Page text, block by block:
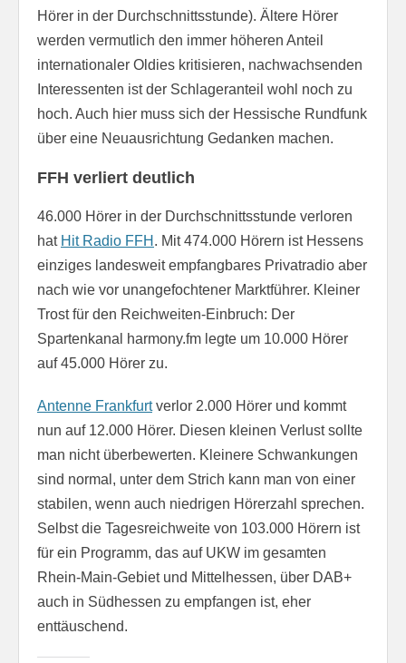
Hörer in der Durchschnittsstunde). Ältere Hörer
werden vermutlich den immer höheren Anteil
internationaler Oldies kritisieren, nachwachsenden
Interessenten ist der Schlageranteil wohl noch zu
hoch. Auch hier muss sich der Hessische Rundfunk
über eine Neuausrichtung Gedanken machen.
FFH verliert deutlich
46.000 Hörer in der Durchschnittsstunde verloren
hat Hit Radio FFH . Mit 474.000 Hörern ist Hessens
einziges landesweit empfangbares Privatradio aber
nach wie vor unangefochtener Marktführer. Kleiner
Trost für den Reichweiten-Einbruch: Der
Spartenkanal harmony.fm legte um 10.000 Hörer
auf 45.000 Hörer zu.
Antenne Frankfurtverlor 2.000 Hörer und kommt
nun auf 12.000 Hörer. Diesen kleinen Verlust sollte
man nicht überbewerten. Kleinere Schwankungen
sind normal, unter dem Strich kann man von einer
stabilen, wenn auch niedrigen Hörerzahl sprechen.
Selbst die Tagesreichweite von 103.000 Hörern ist
für ein Programm, das auf UKW im gesamten
Rhein-Main-Gebiet und Mittelhessen, über DAB+
auch in Südhessen zu empfangen ist, eher
enttäuschend.